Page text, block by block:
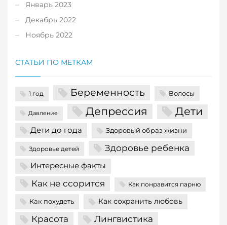
Январь 2023
Декабрь 2022
Ноябрь 2022
СТАТЬИ ПО МЕТКАМ
1 год Беременность Волосы
Давление Депрессия Дети
Дети до года Здоровый образ жизни
Здоровье детей Здоровье ребенка
Интересные факты
Как не ссорится Как понравится парню
Как похудеть Как сохранить любовь
Красота Лингвистика